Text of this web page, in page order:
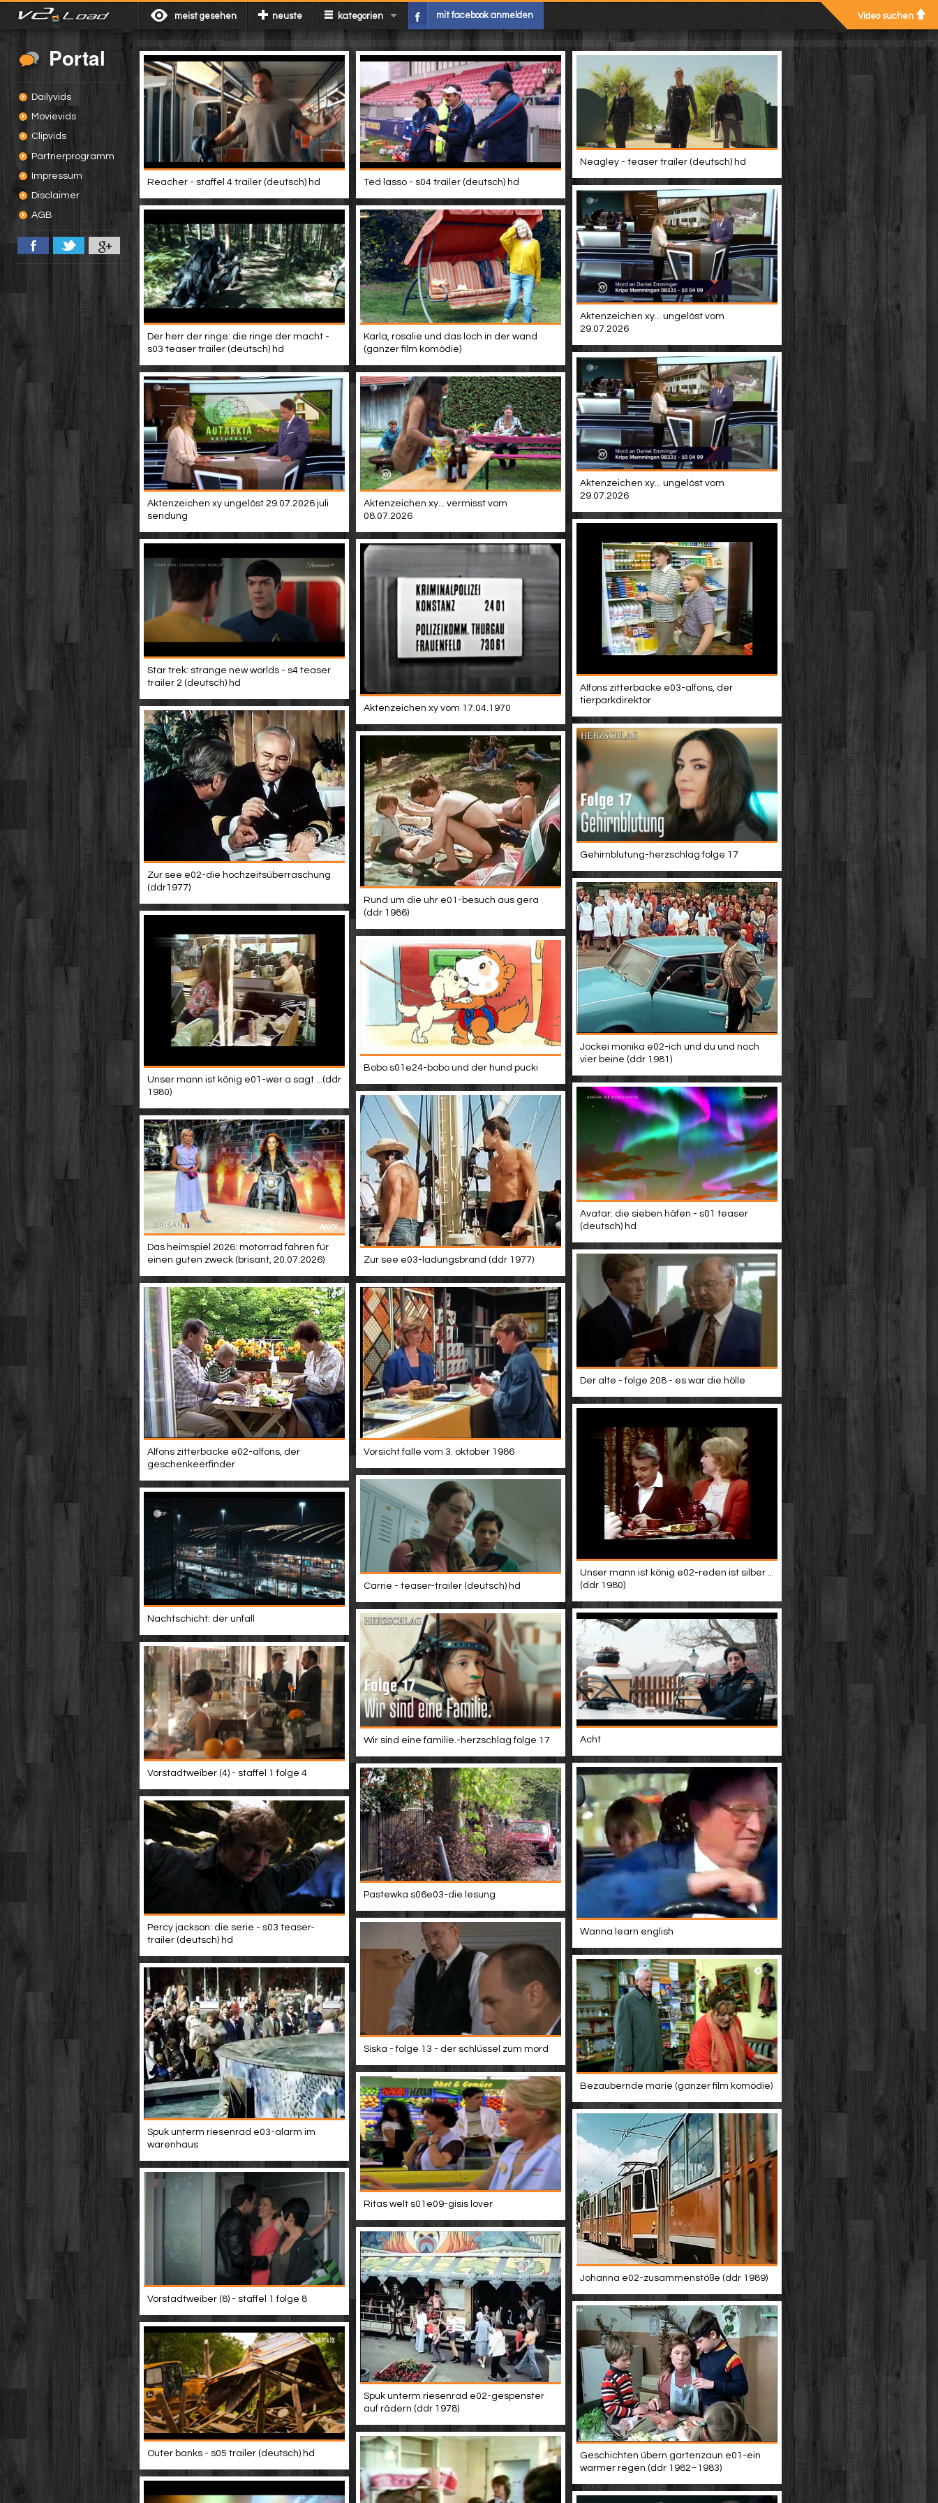
meist gesehen neuste kategorien mit facebook anmelden Video suchen
Portal
Dailyvids
Movievids
Clipvids
Partnerprogramm
Impressum
Disclaimer
AGB
Reacher - staffel 4 trailer (deutsch) hd Ted lasso - s04 trailer (deutsch) hd
Neagley - teaser trailer (deutsch) hd
Aktenzeichen xy... ungelöst vom
29.07.2026
Der herr der ringe: die ringe der macht -
s03 teaser trailer (deutsch) hd
Karla, rosalie und das loch in der wand
(ganzer film komödie)
Aktenzeichen xy... ungelöst vom
29.07.2026
Aktenzeichen xy ungelöst 29.07.2026 juli
sendung
Aktenzeichen xy... vermisst vom
08.07.2026
Alfons zitterbacke e03-alfons, der
tierparkdirektor
Star trek: strange new worlds - s4 teaser
trailer 2 (deutsch) hd
Aktenzeichen xy vom 17.04.1970
Zur see e02-die hochzeitsüberraschung
(ddr1977)
Gehirnblutung-herzschlag folge 17
Rund um die uhr e01-besuch aus gera
(ddr 1986)
Jockei monika e02-ich und du und noch
vier beine (ddr 1981)
Unser mann ist könig e01-wer a sagt ...(ddr
1980)
Bobo s01e24-bobo und der hund pucki
Avatar: die sieben häfen - s01 teaser
(deutsch) hd
Zur see e03-ladungsbrand (ddr 1977)
Das heimspiel 2026: motorrad fahren für
einen guten zweck (brisant, 20.07.2026)
Der alte - folge 208 - es war die hölle
Alfons zitterbacke e02-alfons, der
geschenkeerfinder
Vorsicht falle vom 3. oktober 1986
Unser mann ist könig e02-reden ist silber ...
(ddr 1980)
Carrie - teaser-trailer (deutsch) hd
Nachtschicht: der unfall
Acht
Wir sind eine familie.-herzschlag folge 17
Vorstadtweiber (4) - staffel 1 folge 4
Wanna learn english
Pastewka s06e03-die lesung
Percy jackson: die serie - s03 teaser-
trailer (deutsch) hd
Siska - folge 13 - der schlüssel zum mord
Bezaubernde marie (ganzer film komödie)
Spuk unterm riesenrad e03-alarm im
warenhaus
Ritas welt s01e09-gisis lover
Johanna e02-zusammenstöße (ddr 1989)
Vorstadtweiber (8) - staffel 1 folge 8
Spuk unterm riesenrad e02-gespenster
auf rädern (ddr 1978)
Geschichten übern gartenzaun e01-ein
warmer regen (ddr 1982–1983)
Outer banks - s05 trailer (deutsch) hd